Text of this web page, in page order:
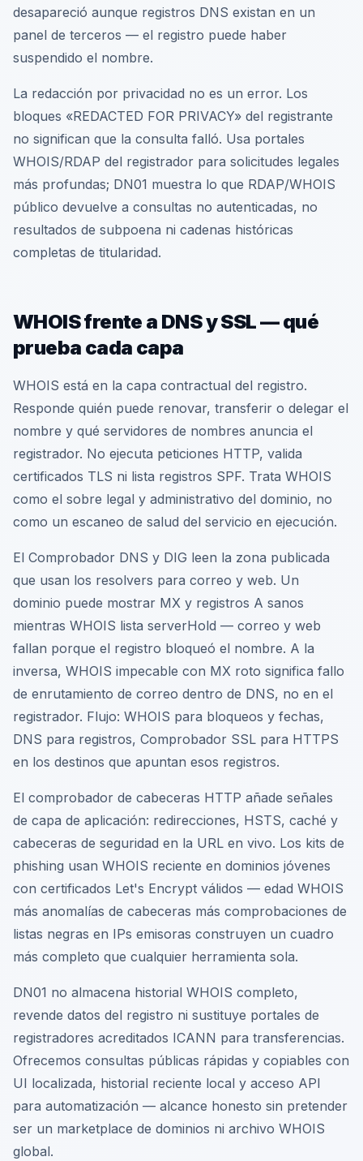
desapareció aunque registros DNS existan en un
panel de terceros — el registro puede haber
suspendido el nombre.
La redacción por privacidad no es un error. Los
bloques «REDACTED FOR PRIVACY» del registrante
no significan que la consulta falló. Usa portales
WHOIS/RDAP del registrador para solicitudes legales
más profundas; DN01 muestra lo que RDAP/WHOIS
público devuelve a consultas no autenticadas, no
resultados de subpoena ni cadenas históricas
completas de titularidad.
WHOIS frente a DNS y SSL — qué
prueba cada capa
WHOIS está en la capa contractual del registro.
Responde quién puede renovar, transferir o delegar el
nombre y qué servidores de nombres anuncia el
registrador. No ejecuta peticiones HTTP, valida
certificados TLS ni lista registros SPF. Trata WHOIS
como el sobre legal y administrativo del dominio, no
como un escaneo de salud del servicio en ejecución.
El Comprobador DNS y DIG leen la zona publicada
que usan los resolvers para correo y web. Un
dominio puede mostrar MX y registros A sanos
mientras WHOIS lista serverHold — correo y web
fallan porque el registro bloqueó el nombre. A la
inversa, WHOIS impecable con MX roto significa fallo
de enrutamiento de correo dentro de DNS, no en el
registrador. Flujo: WHOIS para bloqueos y fechas,
DNS para registros, Comprobador SSL para HTTPS
en los destinos que apuntan esos registros.
El comprobador de cabeceras HTTP añade señales
de capa de aplicación: redirecciones, HSTS, caché y
cabeceras de seguridad en la URL en vivo. Los kits de
phishing usan WHOIS reciente en dominios jóvenes
con certificados Let's Encrypt válidos — edad WHOIS
más anomalías de cabeceras más comprobaciones de
listas negras en IPs emisoras construyen un cuadro
más completo que cualquier herramienta sola.
DN01 no almacena historial WHOIS completo,
revende datos del registro ni sustituye portales de
registradores acreditados ICANN para transferencias.
Ofrecemos consultas públicas rápidas y copiables con
UI localizada, historial reciente local y acceso API
para automatización — alcance honesto sin pretender
ser un marketplace de dominios ni archivo WHOIS
global.